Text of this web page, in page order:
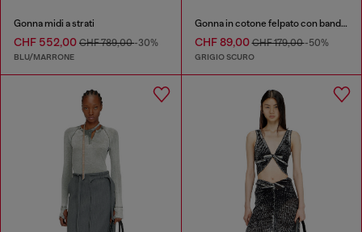
Gonna midi a strati
CHF 552,00 CHF 789,00-30%
BLU/MARRONE
Gonna in cotone felpato con bande laterali
CHF 89,00CHF 179,00-50%
GRIGIO SCURO